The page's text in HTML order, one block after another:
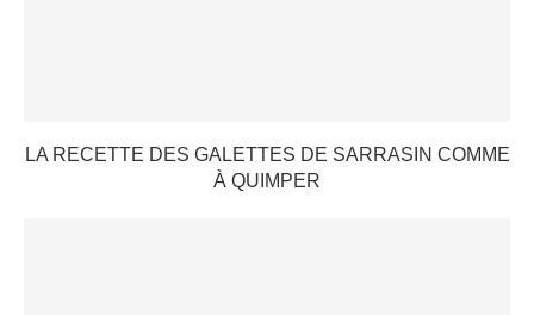
LA RECETTE DES GALETTES DE SARRASIN COMME
À QUIMPER